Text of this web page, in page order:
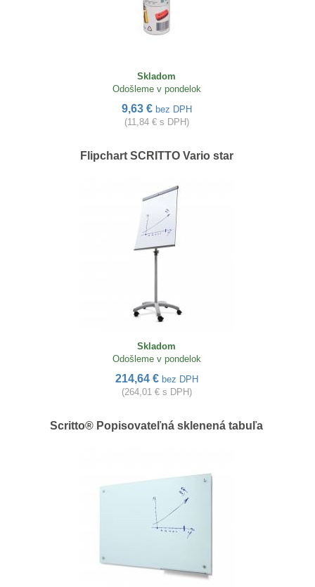
Skladom
Odošleme v pondelok
9,63 € bez DPH
(11,84 € s DPH)
Flipchart SCRITTO Vario star
Skladom
Odošleme v pondelok
214,64 € bez DPH
(264,01 € s DPH)
Scritto® Popisovateľná sklenená tabuľa